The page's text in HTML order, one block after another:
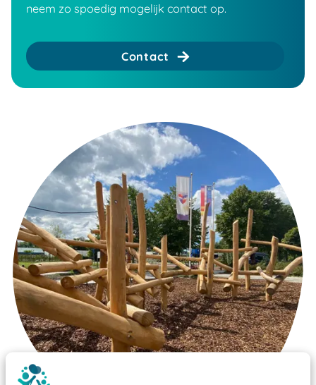
neem zo spoedig mogelijk contact op.
Contact